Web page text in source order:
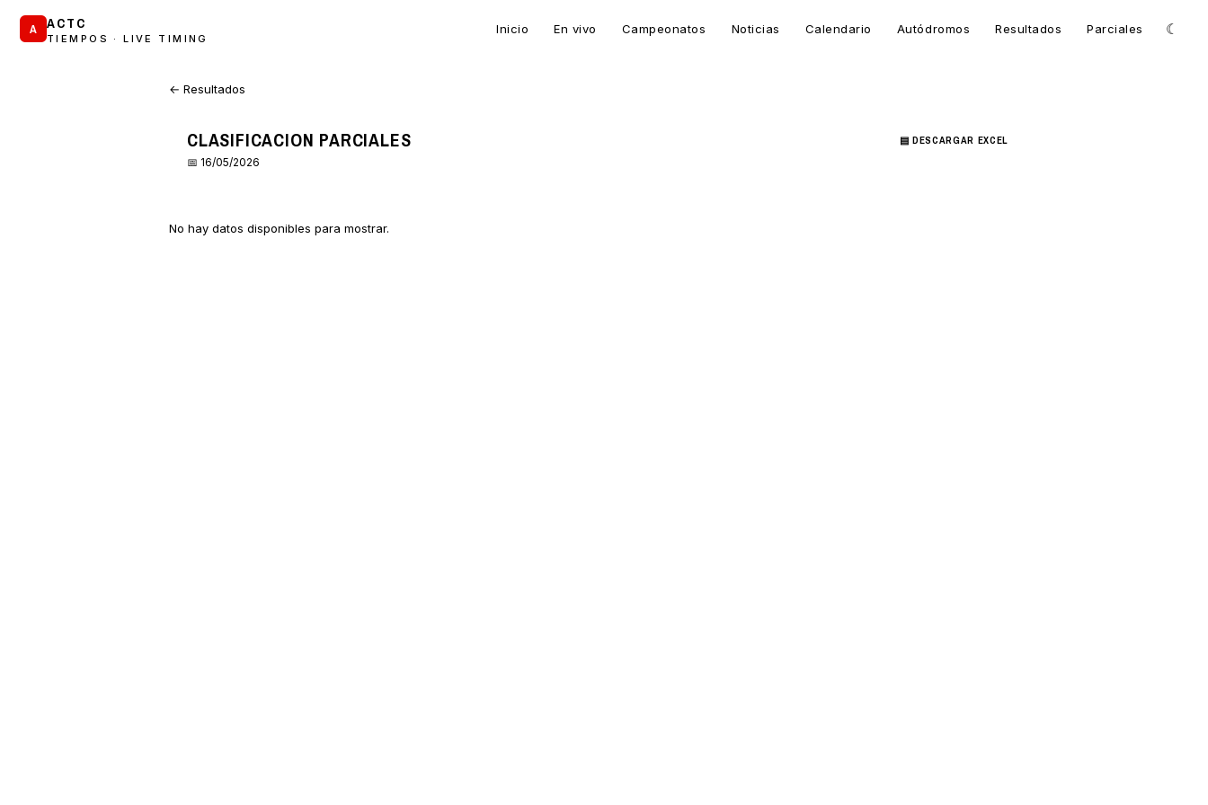
A ACTC
TIEMPOS · LIVE TIMING
Inicio En vivo Campeonatos Noticias Calendario Autódromos Resultados Parciales ☾
← Resultados
CLASIFICACION PARCIALES
📅 16/05/2026
▤ DESCARGAR EXCEL
No hay datos disponibles para mostrar.